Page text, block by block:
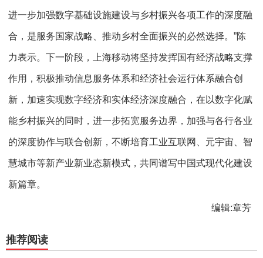
进一步加强数字基础设施建设与乡村振兴各项工作的深度融
合，是服务国家战略、推动乡村全面振兴的必然选择。”陈
力表示。下一阶段，上海移动将坚持发挥国有经济战略支撑
作用，积极推动信息服务体系和经济社会运行体系融合创
新，加速实现数字经济和实体经济深度融合，在以数字化赋
能乡村振兴的同时，进一步拓宽服务边界，加强与各行各业
的深度协作与联合创新，不断培育工业互联网、元宇宙、智
慧城市等新产业新业态新模式，共同谱写中国式现代化建设
新篇章。
编辑:章芳
推荐阅读